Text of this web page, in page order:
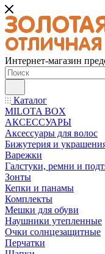
Интернет-магазин
Каталог
MILOTA BOX
АКСЕССУАРЫ
Аксессуары для волос
Бижутерия и
Варежки
Галстуки, ремни и
Зонты
Кепки и панамы
Комплекты
Мешки для обуви
Наушники утепленные
Очки солнцезащитные
Перчатки